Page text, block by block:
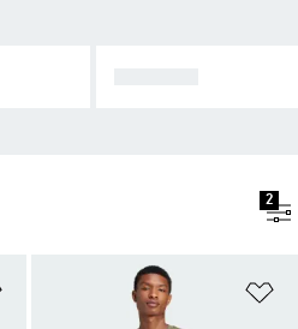
2
Adicionar à Lista de Desejos